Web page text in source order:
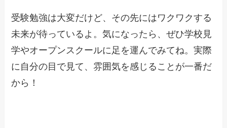
受験勉強は大変だけど、その先にはワクワクする
未来が待っているよ。気になったら、ぜひ学校見
学やオープンスクールに足を運んでみてね。実際
に自分の目で見て、雰囲気を感じることが一番だ
から！